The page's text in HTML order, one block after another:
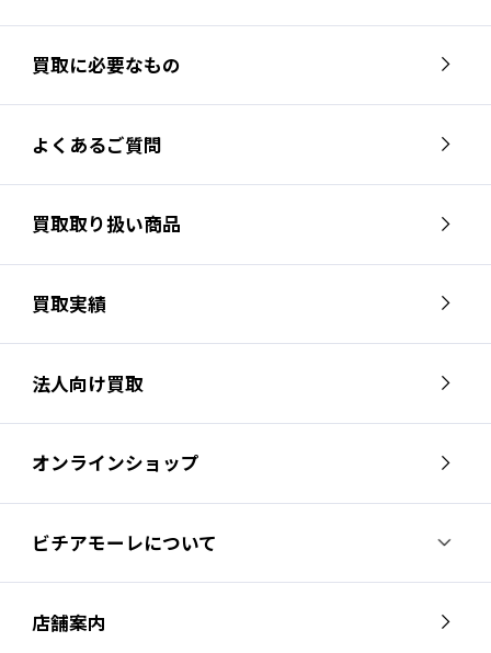
買取に必要なもの
よくあるご質問
買取取り扱い商品
買取実績
法人向け買取
オンラインショップ
ビチアモーレについて
ビチアモーレについて
スタッフ紹介
会社概要
店舗案内